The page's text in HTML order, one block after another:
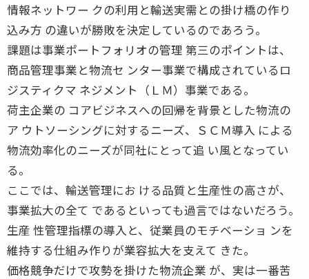
情報ネットワー クの利用と輸送実需との掛け橋の作り
込み方 の違いが勝敗を決定しているのであろう。
課題は事業ポートフォリオの管理 第三のポイントは、
商品管理事業と物流セ ンター事業で構成されているロ
ジスティクマ ネジメント（ＬＭ）事業である。
荷主企業の コアビジネスへの回帰を背景とした物流の
ア ウトソーシングに対するニーズ、ＳＣＭ導入 による
物流効率化のニーズが同社にとって追 い風となってい
る。
ここでは、輸送管理にお ける品質と生産性の高さが、
事業拡大の全て であるといっても過言ではないだろう。
生産 性管理指標の導入と、従業員のモチベーショ ンを
維持する仕組み作りが業容拡大を支えて きた。
価格競争だけで攻勢を掛けた物流企業 が、実は一番苦